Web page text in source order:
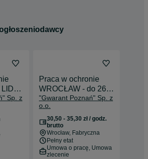
-
Sp. z
Praca w ochronie
WROCŁAW - do 26 zł
netto
"Gwarant Poznań" Sp. z
o.o.
30,50 - 35,30 zł / godz.
brutto
Wrocław, Fabryczna
Pełny etat
Umowa o pracę, Umowa
zlecenie